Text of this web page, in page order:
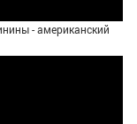
- американский